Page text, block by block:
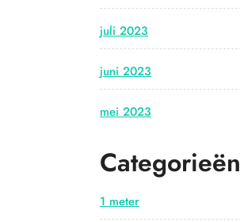
juli 2023
juni 2023
mei 2023
Categorieën
1 meter